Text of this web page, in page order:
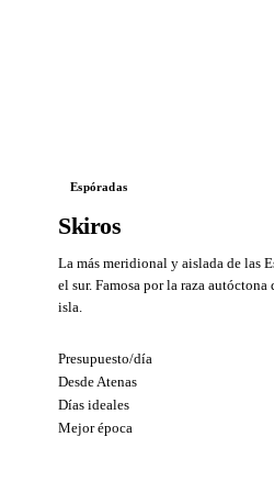
Espóradas
Skiros
La más meridional y aislada de las
el sur. Famosa por la raza
isla.
Presupuesto/día
Desde Atenas
Días ideales
Mejor época